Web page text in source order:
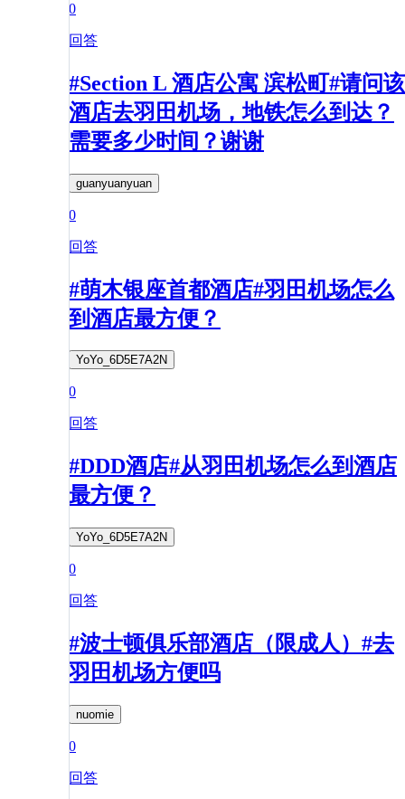
0
回答
#Section L 酒店公寓 滨松町#请问该
酒店去羽田机场，地铁怎么到达？
需要多少时间？谢谢
guanyuanyuan
0
回答
#萌木银座首都酒店#羽田机场怎么
到酒店最方便？
YoYo_6D5E7A2N
0
回答
#DDD酒店#从羽田机场怎么到酒店
最方便？
YoYo_6D5E7A2N
0
回答
#波士顿俱乐部酒店（限成人）#去
羽田机场方便吗
nuomie
0
回答